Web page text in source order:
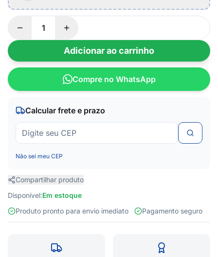
Adicionar ao carrinho
Compre no WhatsApp
Calcular frete e prazo
Não sei meu CEP
Compartilhar produto
Disponível:Em estoque
Produto pronto para envio imediato
Pagamento seguro